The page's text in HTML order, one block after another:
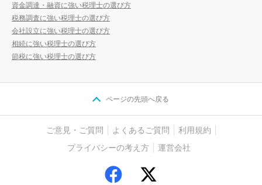
資金調達・融資に強い税理士の選び方
税務調査に強い税理士の選び方
会社設立に強い税理士の選び方
相続に強い税理士の選び方
節税に強い税理士の選び方
ページの先頭へ戻る
ご意見・ご質問 よくあるご質問
利用規約
プライバシーの考え方
運営会社